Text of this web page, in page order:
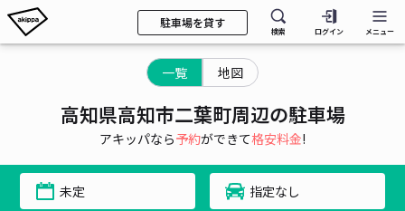
駐車場を貸す
検索 ログイン メニュー
一覧 地図
高知県高知市二葉町周辺の駐車場
アキッパなら予約ができて格安料金!
未定 指定なし